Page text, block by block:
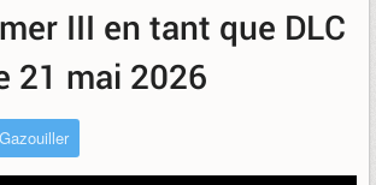
III en tant que DLC
21 mai 2026
Gazouiller